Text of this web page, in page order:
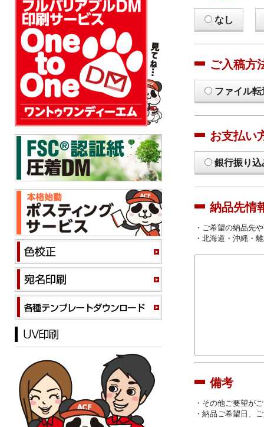
なし
ご入稿方
ファイル
お支払い
銀行振り込
納品先情
・ご希望の納品先
・北海道・沖縄・
備考
・その他ご要望が
・納品ご希望日、